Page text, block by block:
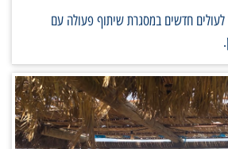
חדשים במסגרת שיתוף פעולה עם